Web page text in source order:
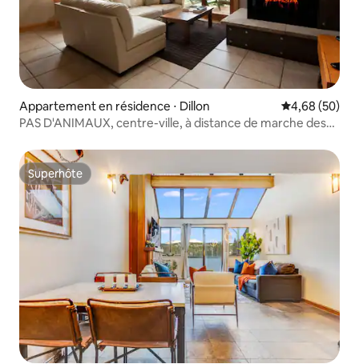
Appartement en résidence ⋅ Dillon Évaluation
4,68 (50)
PAS D'ANIMAUX, centre-ville, à distance de marche des
Superhôte
Superhôte